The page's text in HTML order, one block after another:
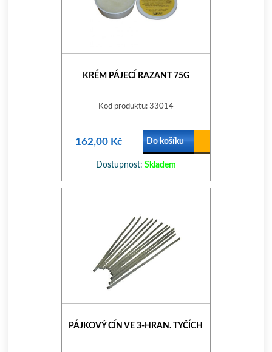
KRÉM PÁJECÍ RAZANT 75G
Kod produktu: 33014
162,00 Kč Do košíku
Dostupnost: Skladem
PÁJKOVÝ CÍN VE 3-HRAN. TYČÍCH